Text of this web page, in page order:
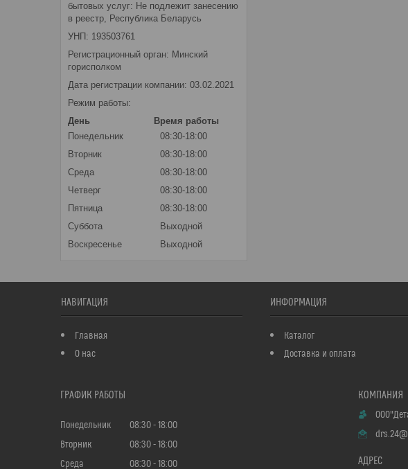
бытовых услуг: Не подлежит занесению
в реестр, Республика Беларусь
УНП: 193503761
Регистрационный орган: Минский
горисполком
Дата регистрации компании: 03.02.2021
Режим работы:
День
Время работы
Понедельник
08:30-18:00
Вторник
08:30-18:00
Среда
08:30-18:00
Четверг
08:30-18:00
Пятница
08:30-18:00
Суббота
Выходной
Воскресенье
Выходной
НАВИГАЦИЯ
Главная
О нас
ИНФОРМАЦИЯ
Каталог
Доставка и оплата
ГРАФИК РАБОТЫ
Понедельник 08:30
18:00
Вторник
08:30
18:00
Среда
08:30 18:00